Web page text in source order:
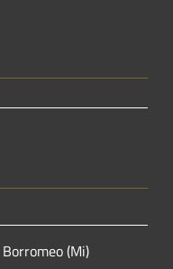
(Mi)